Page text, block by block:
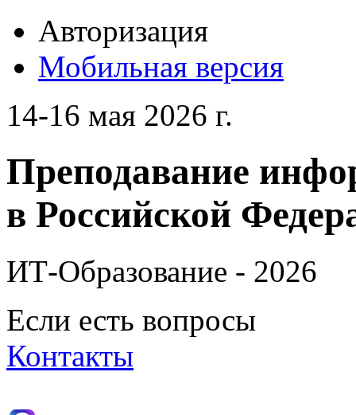
Авторизация
Мобильная версия
14-16 мая 2026 г.
Преподавание
в Российской
ИТ-Образование - 2026
Если есть вопросы
Контакты